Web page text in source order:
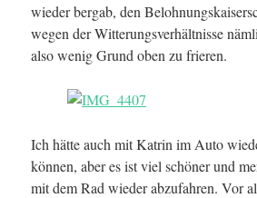
wieder bergab, den
wegen der Witterungsverhältnisse
also wenig Grund oben zu frieren.
Ich hätte auch mit Katrin im Auto
können, aber es ist viel schöner und
mit dem Rad wieder abzufahren. Vor